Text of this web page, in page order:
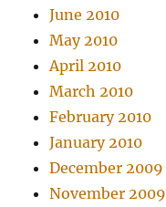
June 2010
May 2010
April 2010
March 2010
February 2010
January 2010
December 2009
November 2009